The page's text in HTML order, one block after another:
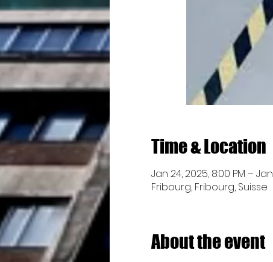
Time & Location
Jan 24, 2025, 8:00 PM –
Fribourg, Fribourg, Suisse
About the event